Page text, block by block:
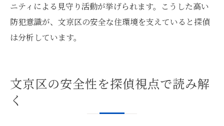
ニティによる見守り活動が挙げられます。こうした高い
防犯意識が、文京区の安全な住環境を支えていると探偵
は分析しています。
文京区の安全性を探偵視点で読み解
く